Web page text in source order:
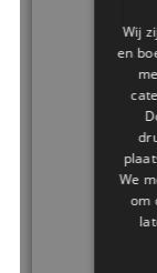
Wij
en
We
om